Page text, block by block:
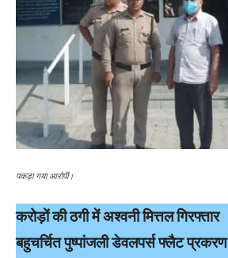
पकड़ा गया आरोपी।
करोड़ों की ठगी में अश्वनी मित्तल गिरफ्तार
बहुचर्चित पुष्पांजली डेवलपर्स फ्लैट प्रकरण